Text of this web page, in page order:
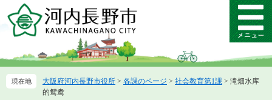
ー
先
ニ
を
メ
ニ
ー
大阪府河内長野市役所 > 各課のページ > 社会教育第1課 > 滝畑水库
的鸳鸯